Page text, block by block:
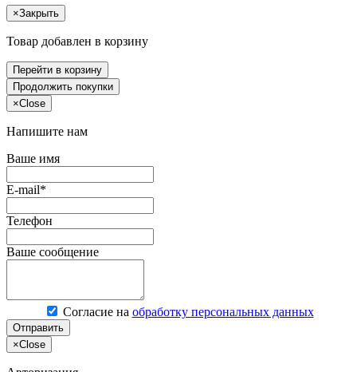
×Закрыть
Товар добавлен в корзину
Перейти в корзину
Продолжить покупки
×Close
Напишите нам
Ваше имя
E-mail*
Телефон
Ваше сообщение
Согласие на обработку персональных данных
Отправить
×Close